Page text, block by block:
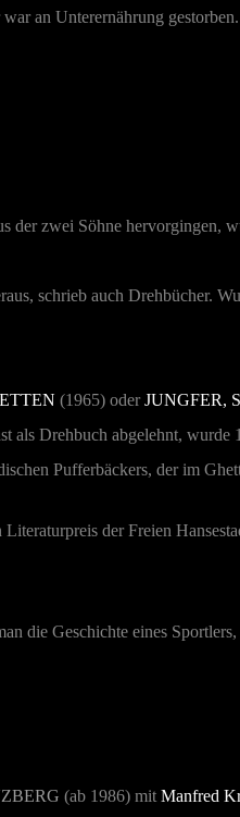
an Unterernährung gestorben.
der zwei Söhne hervorgingen,
schrieb auch Drehbücher.
(1965) oderJUNGFER,
als Drehbuch abgelehnt,
Pufferbäckers, der im
der Freien
die Geschichte eines
(ab 1986) mit Manfred